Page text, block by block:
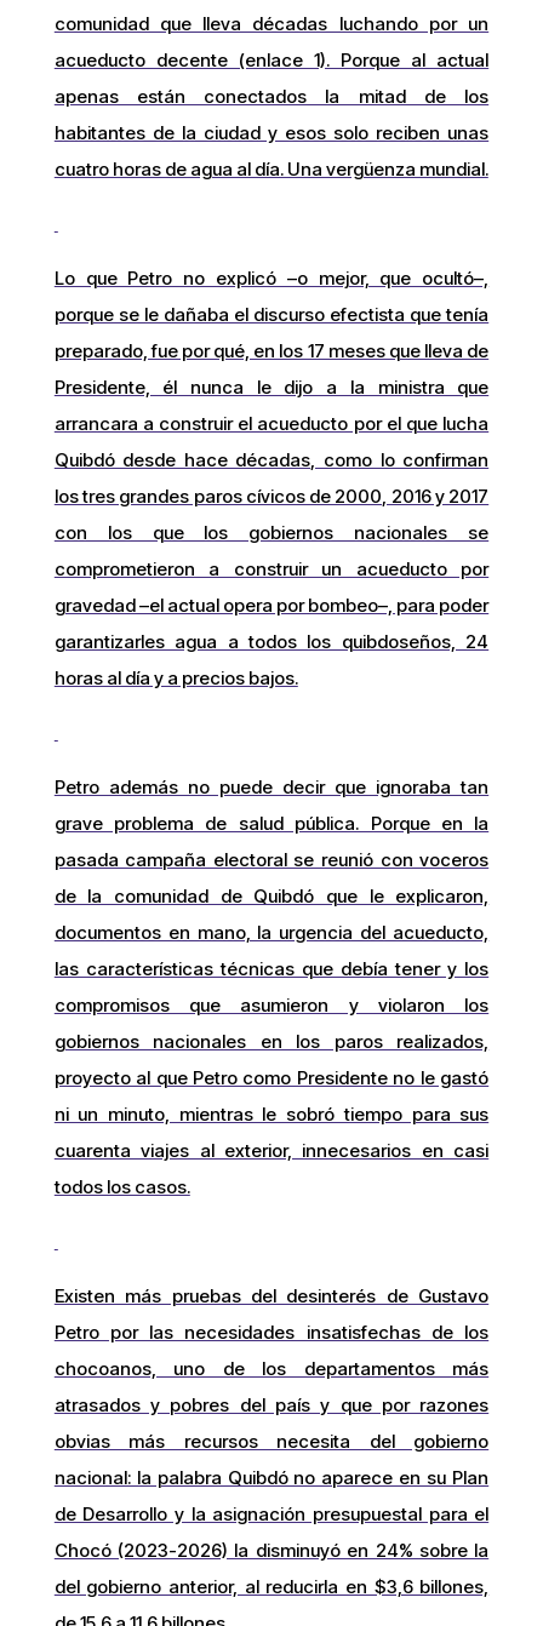
comunidad que lleva décadas luchando por un
acueducto decente (enlace 1). Porque al actual
apenas están conectados la mitad de los
habitantes de la ciudad y esos solo reciben unas
cuatro horas de agua al día. Una vergüenza mundial.
Lo que Petro no explicó –o mejor, que ocultó–,
porque se le dañaba el discurso efectista que tenía
preparado, fue por qué, en los 17 meses que lleva de
Presidente, él nunca le dijo a la ministra que
arrancara a construir el acueducto por el que lucha
Quibdó desde hace décadas, como lo confirman
los tres grandes paros cívicos de 2000, 2016 y 2017
con los que los gobiernos nacionales se
comprometieron a construir un acueducto por
gravedad –el actual opera por bombeo–, para poder
garantizarles agua a todos los quibdoseños, 24
horas al día y a precios bajos.
Petro además no puede decir que ignoraba tan
grave problema de salud pública. Porque en la
pasada campaña electoral se reunió con voceros
de la comunidad de Quibdó que le explicaron,
documentos en mano, la urgencia del acueducto,
las características técnicas que debía tener y los
compromisos que asumieron y violaron los
gobiernos nacionales en los paros realizados,
proyecto al que Petro como Presidente no le gastó
ni un minuto, mientras le sobró tiempo para sus
cuarenta viajes al exterior, innecesarios en casi
todos los casos.
Existen más pruebas del desinterés de Gustavo
Petro por las necesidades insatisfechas de los
chocoanos, uno de los departamentos más
atrasados y pobres del país y que por razones
obvias más recursos necesita del gobierno
nacional: la palabra Quibdó no aparece en su Plan
de Desarrollo y la asignación presupuestal para el
Chocó (2023-2026) la disminuyó en 24% sobre la
del gobierno anterior, al reducirla en $3,6 billones,